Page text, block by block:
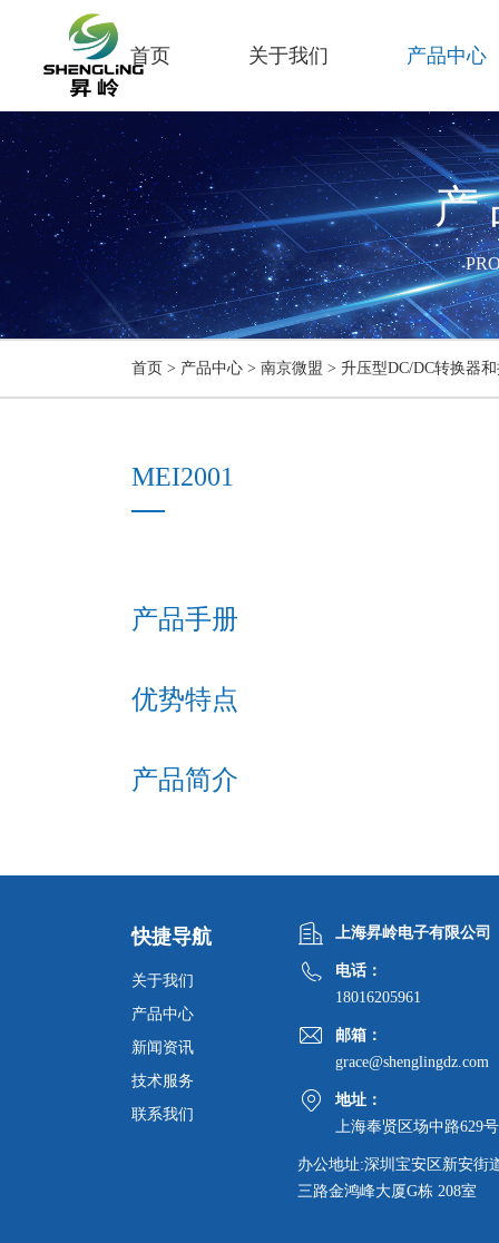
首页 关于我们 产品中心
首页 > 产品中心> 南京微盟 > 升压型DC/DC转换器
MEI2001
产品手册
优势特点
产品简介
快捷导航
关于我们
产品中心
新闻资讯
技术服务
联系我们
上海昇岭电子有限公司
电话：
18016205961
邮箱：
grace@shenglingdz.com
地址：
上海奉贤区场中路629号
办公地址:深圳宝安区新安街
三路金鸿峰大厦G栋 208室